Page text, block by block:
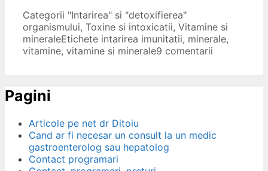
Categorii "Intarirea" si "detoxifierea"
organismului, Toxine si intoxicatii, Vitamine si
mineraleEtichete intarirea imunitatii, minerale,
vitamine, vitamine si minerale9 comentarii
Pagini
Articole pe net dr Ditoiu
Cand ar fi necesar un consult la un medic
gastroenterolog sau hepatolog
Contact programari